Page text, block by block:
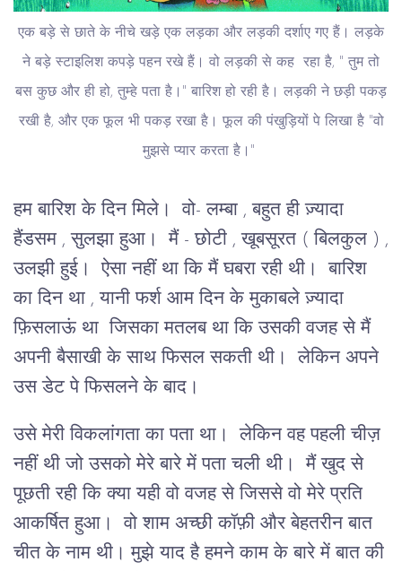
एक बड़े से छाते के नीचे खड़े एक लड़का और लड़की दर्शाए गए हैं। लड़के
ने बड़े स्टाइलिश कपड़े पहन रखे हैं। वो लड़की से कह रहा है, " तुम तो
बस कुछ और ही हो, तुम्हे पता है।" बारिश हो रही है। लड़की ने छड़ी पकड़
रखी है, और एक फूल भी पकड़ रखा है। फूल की पंखुड़ियों पे लिखा है "वो
मुझसे प्यार करता है।"
हम बारिश के दिन मिले। वो- लम्बा , बहुत ही ज़्यादा
हैंडसम , सुलझा हुआ। मैं - छोटी , खूबसूरत ( बिलकुल ) ,
उलझी हुई। ऐसा नहीं था कि मैं घबरा रही थी। बारिश
का दिन था , यानी फर्श आम दिन के मुकाबले ज़्यादा
फ़िसलाऊं था जिसका मतलब था कि उसकी वजह से मैं
अपनी बैसाखी के साथ फिसल सकती थी। लेकिन अपने
उस डेट पे फिसलने के बाद।
उसे मेरी विकलांगता का पता था। लेकिन वह पहली चीज़
नहीं थी जो उसको मेरे बारे में पता चली थी। मैं खुद से
पूछती रही कि क्या यही वो वजह से जिससे वो मेरे प्रति
आकर्षित हुआ। वो शाम अच्छी कॉफ़ी और बेहतरीन बात
चीत के नाम थी। मुझे याद है हमने काम के बारे में बात की